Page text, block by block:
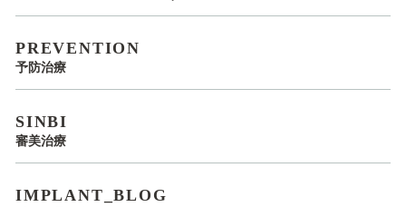
PREVENTION
予防治療
SINBI
審美治療
IMPLANT_BLOG